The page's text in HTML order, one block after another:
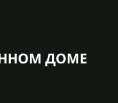
ДОМЕ